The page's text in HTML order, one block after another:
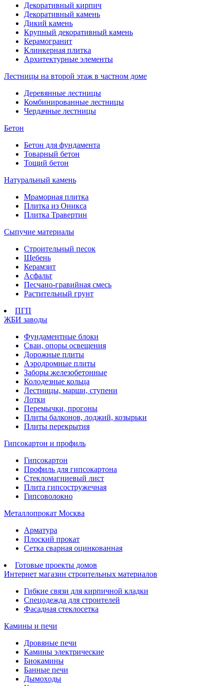
Декоративный кирпич
Декоративный камень
Дикий камень
Крупный декоративный камень
Керамогранит
Клинкерная плитка
Архитектурные элементы
Лестницы на второй этаж в частном доме
Деревянные лестницы
Комбинированные лестницы
Чердачные лестницы
Бетон
Бетон для фундамента
Товарный бетон
Тощий бетон
Натуральный камень
Мраморная плитка
Плитка из Оникса
Плитка Травертин
Сыпучие материалы
Строительный песок
Щебень
Керамзит
Асфальт
Песчано-гравийная смесь
Растительный грунт
ПГП
ЖБИ заводы
Фундаментные блоки
Сваи, опоры освещения
Дорожные плиты
Аэродромные плиты
Заборы железобетонные
Колодезные кольца
Лестницы, марши, ступени
Лотки
Перемычки, прогоны
Плиты балконов, лоджий, козырьки
Плиты перекрытия
Гипсокартон и профиль
Гипсокартон
Профиль для гипсокартона
Стекломагниевый лист
Плита гипсостружечная
Гипсоволокно
Металлопрокат Москва
Арматура
Плоский прокат
Сетка сварная оцинкованная
Готовые проекты домов
Интернет магазин строительных материалов
Гибкие связи для кирпичной кладки
Спецодежда для строителей
Фасадная стеклосетка
Камины и печи
Дровяные печи
Камины электрические
Биокамины
Банные печи
Дымоходы